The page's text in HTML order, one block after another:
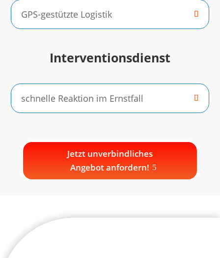
GPS-gestützte Logistik
Interventionsdienst
schnelle Reaktion im Ernstfall
Jetzt unverbindliches
Angebot anfordern!